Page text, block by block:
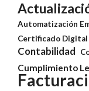
Automatización
Certificado Digital
Contabilidad
Cumplimiento